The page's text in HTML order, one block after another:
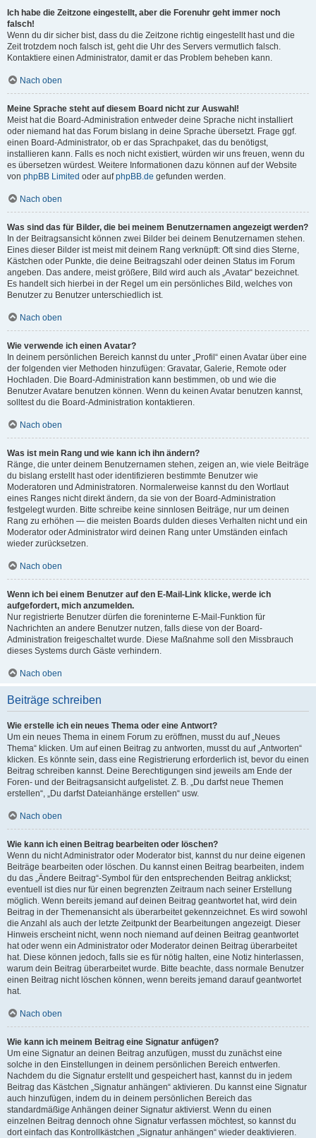
Ich habe die Zeitzone eingestellt, aber die Forenuhr geht immer noch
falsch!
Wenn du dir sicher bist, dass du die Zeitzone richtig eingestellt hast und die
Zeit trotzdem noch falsch ist, geht die Uhr des Servers vermutlich falsch.
Kontaktiere einen Administrator, damit er das Problem beheben kann.
Nach oben
Meine Sprache steht auf diesem Board nicht zur Auswahl!
Meist hat die Board-Administration entweder deine Sprache nicht installiert
oder niemand hat das Forum bislang in deine Sprache übersetzt. Frage ggf.
einen Board-Administrator, ob er das Sprachpaket, das du benötigst,
installieren kann. Falls es noch nicht existiert, würden wir uns freuen, wenn du
es übersetzen würdest. Weitere Informationen dazu können auf der Website
von phpBB Limited oder aufphpBB.de gefunden werden.
Nach oben
Was sind das für Bilder, die bei meinem Benutzernamen angezeigt werden?
In der Beitragsansicht können zwei Bilder bei deinem Benutzernamen stehen.
Eines dieser Bilder ist meist mit deinem Rang verknüpft: Oft sind dies Sterne,
Kästchen oder Punkte, die deine Beitragszahl oder deinen Status im Forum
angeben. Das andere, meist größere, Bild wird auch als „Avatar“ bezeichnet.
Es handelt sich hierbei in der Regel um ein persönliches Bild, welches von
Benutzer zu Benutzer unterschiedlich ist.
Nach oben
Wie verwende ich einen Avatar?
In deinem persönlichen Bereich kannst du unter „Profil“ einen Avatar über eine
der folgenden vier Methoden hinzufügen: Gravatar, Galerie, Remote oder
Hochladen. Die Board-Administration kann bestimmen, ob und wie die
Benutzer Avatare benutzen können. Wenn du keinen Avatar benutzen kannst,
solltest du die Board-Administration kontaktieren.
Nach oben
Was ist mein Rang und wie kann ich ihn ändern?
Ränge, die unter deinem Benutzernamen stehen, zeigen an, wie viele Beiträge
du bislang erstellt hast oder identifizieren bestimmte Benutzer wie
Moderatoren und Administratoren. Normalerweise kannst du den Wortlaut
eines Ranges nicht direkt ändern, da sie von der Board-Administration
festgelegt wurden. Bitte schreibe keine sinnlosen Beiträge, nur um deinen
Rang zu erhöhen — die meisten Boards dulden dieses Verhalten nicht und ein
Moderator oder Administrator wird deinen Rang unter Umständen einfach
wieder zurücksetzen.
Nach oben
Wenn ich bei einem Benutzer auf den E-Mail-Link klicke, werde ich
aufgefordert, mich anzumelden.
Nur registrierte Benutzer dürfen die foreninterne E-Mail-Funktion für
Nachrichten an andere Benutzer nutzen, falls diese von der Board-
Administration freigeschaltet wurde. Diese Maßnahme soll den Missbrauch
dieses Systems durch Gäste verhindern.
Nach oben
Beiträge schreiben
Wie erstelle ich ein neues Thema oder eine Antwort?
Um ein neues Thema in einem Forum zu eröffnen, musst du auf „Neues
Thema“ klicken. Um auf einen Beitrag zu antworten, musst du auf „Antworten“
klicken. Es könnte sein, dass eine Registrierung erforderlich ist, bevor du einen
Beitrag schreiben kannst. Deine Berechtigungen sind jeweils am Ende der
Foren- und der Beitragsansicht aufgelistet. Z. B. „Du darfst neue Themen
erstellen“, „Du darfst Dateianhänge erstellen“ usw.
Nach oben
Wie kann ich einen Beitrag bearbeiten oder löschen?
Wenn du nicht Administrator oder Moderator bist, kannst du nur deine eigenen
Beiträge bearbeiten oder löschen. Du kannst einen Beitrag bearbeiten, indem
du das „Ändere Beitrag“-Symbol für den entsprechenden Beitrag anklickst;
eventuell ist dies nur für einen begrenzten Zeitraum nach seiner Erstellung
möglich. Wenn bereits jemand auf deinen Beitrag geantwortet hat, wird dein
Beitrag in der Themenansicht als überarbeitet gekennzeichnet. Es wird sowohl
die Anzahl als auch der letzte Zeitpunkt der Bearbeitungen angezeigt. Dieser
Hinweis erscheint nicht, wenn noch niemand auf deinen Beitrag geantwortet
hat oder wenn ein Administrator oder Moderator deinen Beitrag überarbeitet
hat. Diese können jedoch, falls sie es für nötig halten, eine Notiz hinterlassen,
warum dein Beitrag überarbeitet wurde. Bitte beachte, dass normale Benutzer
einen Beitrag nicht löschen können, wenn bereits jemand darauf geantwortet
hat.
Nach oben
Wie kann ich meinem Beitrag eine Signatur anfügen?
Um eine Signatur an deinen Beitrag anzufügen, musst du zunächst eine
solche in den Einstellungen in deinem persönlichen Bereich entwerfen.
Nachdem du die Signatur erstellt und gespeichert hast, kannst du in jedem
Beitrag das Kästchen „Signatur anhängen“ aktivieren. Du kannst eine Signatur
auch hinzufügen, indem du in deinem persönlichen Bereich das
standardmäßige Anhängen deiner Signatur aktivierst. Wenn du einen
einzelnen Beitrag dennoch ohne Signatur verfassen möchtest, so kannst du
dort einfach das Kontrollkästchen „Signatur anhängen“ wieder deaktivieren.